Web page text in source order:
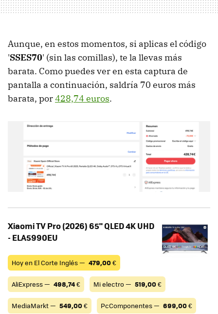
Aunque, en estos momentos, si aplicas el código
'SSES70' (sin las comillas), te la llevas más
barata. Como puedes ver en esta captura de
pantalla a continuación, saldría 70 euros más
barata, por428,74 euros.
Xiaomi TV Pro (2026) 65" QLED 4K UHD
- ELA5990EU
Hoy en El Corte Inglés — 479,00€
AliExpress — 498,74€ Mi electro — 519,00€
MediaMarkt — 549,00€ PcComponentes — 699,00€